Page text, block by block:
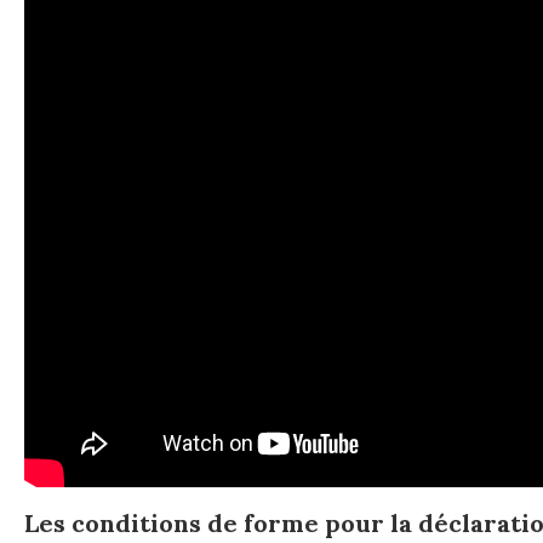
Les conditions de forme pour la